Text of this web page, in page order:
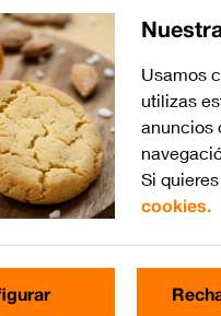
Usamos
utilizas
anuncios
Si
cookies.